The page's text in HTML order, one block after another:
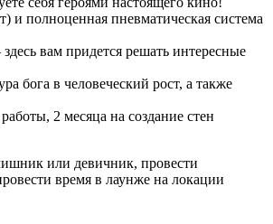
полноценная пневматическая система
вам придется решать интересные
бога в человеческий рост, а также
2 месяца на создание стен
или девичник, провести
время в лаунже на локации